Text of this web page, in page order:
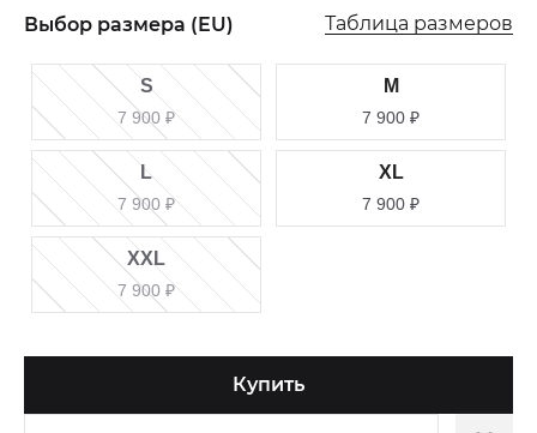
Выбор размера (EU) Таблица размеров
S
7 900 ₽
M
7 900 ₽
L
7 900 ₽
XL
7 900 ₽
XXL
7 900 ₽
Купить